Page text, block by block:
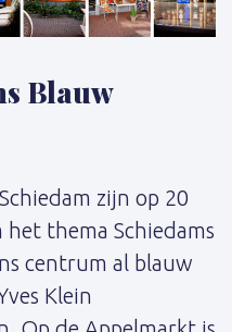
Blauw
zijn op 20
thema Schiedams
centrum al blauw
Klein